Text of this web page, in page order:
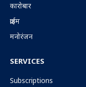
कारोबार
क्राईम
मनोरंजन
SERVICES
Subscriptions